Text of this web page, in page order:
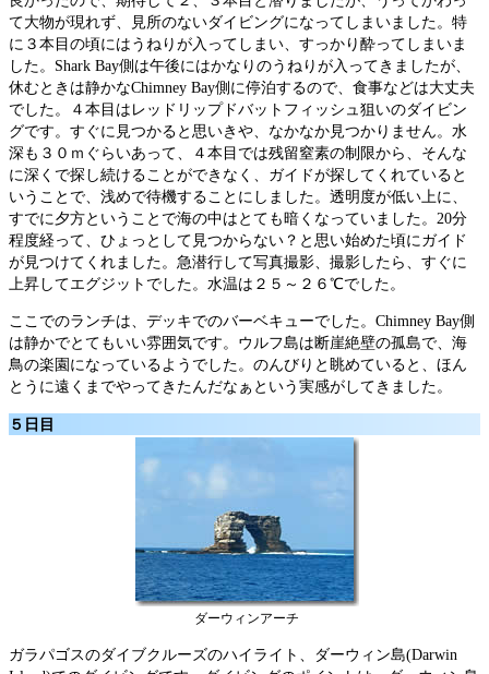
て大物が現れず、見所のないダイビングになってしまいました。特
に３本目の頃にはうねりが入ってしまい、すっかり酔ってしまいま
した。Shark Bay側は午後にはかなりのうねりが入ってきましたが、
休むときは静かなChimney Bay側に停泊するので、食事などは大丈夫
でした。４本目はレッドリップドバットフィッシュ狙いのダイビン
グです。すぐに見つかると思いきや、なかなか見つかりません。水
深も３０ｍぐらいあって、４本目では残留窒素の制限から、そんな
に深くで探し続けることができなく、ガイドが探してくれていると
いうことで、浅めで待機することにしました。透明度が低い上に、
すでに夕方ということで海の中はとても暗くなっていました。20分
程度経って、ひょっとして見つからない？と思い始めた頃にガイド
が見つけてくれました。急潜行して写真撮影、撮影したら、すぐに
上昇してエグジットでした。水温は２５～２６℃でした。
ここでのランチは、デッキでのバーベキューでした。Chimney Bay側
は静かでとてもいい雰囲気です。ウルフ島は断崖絶壁の孤島で、海
鳥の楽園になっているようでした。のんびりと眺めていると、ほん
とうに遠くまでやってきたんだなぁという実感がしてきました。
５日目
ダーウィンアーチ
ガラパゴスのダイブクルーズのハイライト、ダーウィン島(Darwin